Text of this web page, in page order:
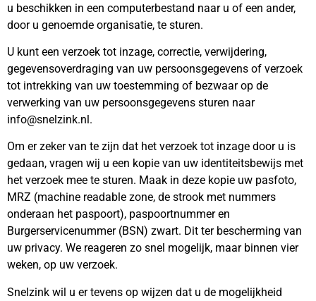
u beschikken in een computerbestand naar u of een ander,
door u genoemde organisatie, te sturen.
U kunt een verzoek tot inzage, correctie, verwijdering,
gegevensoverdraging van uw persoonsgegevens of verzoek
tot intrekking van uw toestemming of bezwaar op de
verwerking van uw persoonsgegevens sturen naar
info@snelzink.nl.
Om er zeker van te zijn dat het verzoek tot inzage door u is
gedaan, vragen wij u een kopie van uw identiteitsbewijs met
het verzoek mee te sturen. Maak in deze kopie uw pasfoto,
MRZ (machine readable zone, de strook met nummers
onderaan het paspoort), paspoortnummer en
Burgerservicenummer (BSN) zwart. Dit ter bescherming van
uw privacy. We reageren zo snel mogelijk, maar binnen vier
weken, op uw verzoek.
Snelzink wil u er tevens op wijzen dat u de mogelijkheid